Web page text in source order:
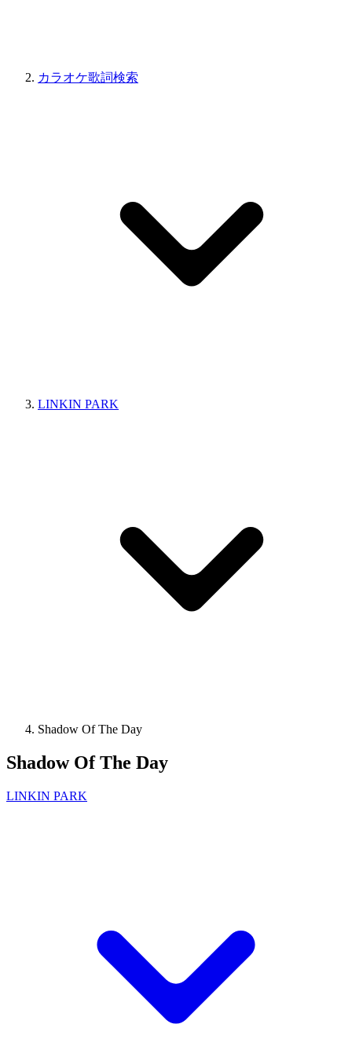
カラオケ歌詞検索
LINKIN PARK
Shadow Of The Day
Shadow Of The Day
LINKIN PARK